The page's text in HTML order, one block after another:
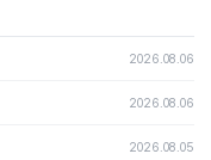
2026.08.06
2026.08.06
2026.08.05